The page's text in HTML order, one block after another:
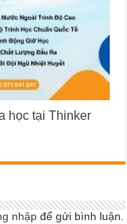
học tại Thinker
nhập để gửi bình luận.